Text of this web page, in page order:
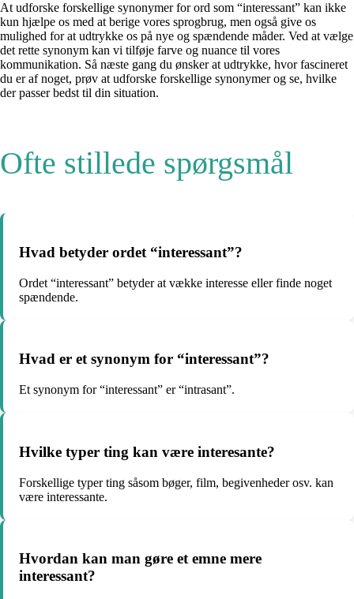
At udforske forskellige synonymer for ord som “interessant” kan ikke
kun hjælpe os med at berige vores sprogbrug, men også give os
mulighed for at udtrykke os på nye og spændende måder. Ved at vælge
det rette synonym kan vi tilføje farve og nuance til vores
kommunikation. Så næste gang du ønsker at udtrykke, hvor fascineret
du er af noget, prøv at udforske forskellige synonymer og se, hvilke
der passer bedst til din situation.
Ofte stillede spørgsmål
Hvad betyder ordet “interessant”?
Ordet “interessant” betyder at vække interesse eller finde noget
spændende.
Hvad er et synonym for “interessant”?
Et synonym for “interessant” er “intrasant”.
Hvilke typer ting kan være interesante?
Forskellige typer ting såsom bøger, film, begivenheder osv. kan
være interessante.
Hvordan kan man gøre et emne mere
interessant?